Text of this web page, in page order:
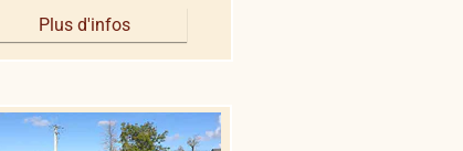
Plus d'infos